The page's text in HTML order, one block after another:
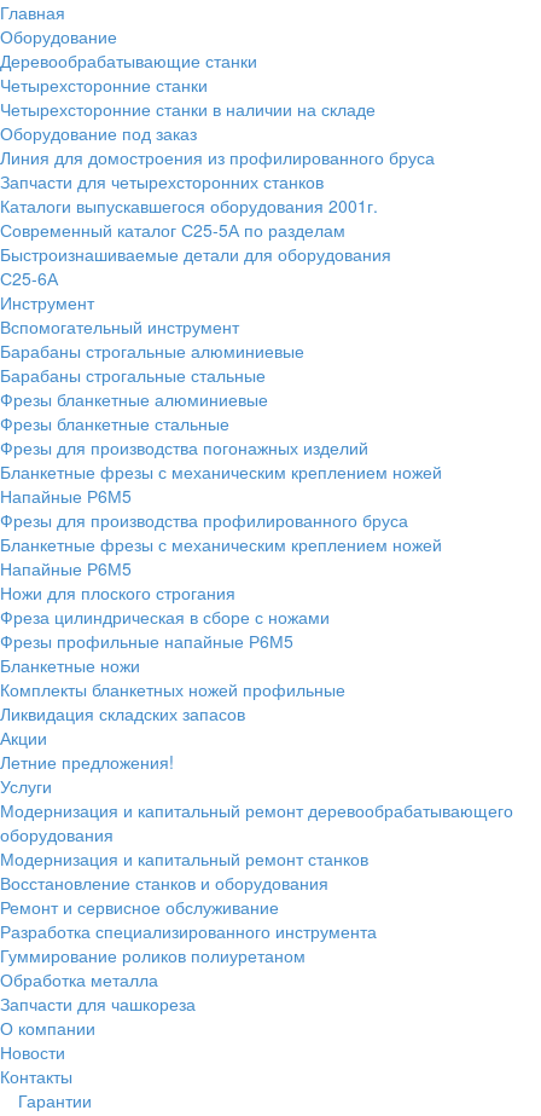
Главная
Оборудование
Деревообрабатывающие станки
Четырехсторонние станки
Четырехсторонние станки в наличии на складе
Оборудование под заказ
Линия для домостроения из профилированного бруса
Запчасти для четырехсторонних станков
Каталоги выпускавшегося оборудования 2001г.
Современный каталог С25-5А по разделам
Быстроизнашиваемые детали для оборудования
С25-6А
Инструмент
Вспомогательный инструмент
Барабаны строгальные алюминиевые
Барабаны строгальные стальные
Фрезы бланкетные алюминиевые
Фрезы бланкетные стальные
Фрезы для производства погонажных изделий
Бланкетные фрезы с механическим креплением ножей
Напайные Р6М5
Фрезы для производства профилированного бруса
Бланкетные фрезы с механическим креплением ножей
Напайные Р6М5
Ножи для плоского строгания
Фреза цилиндрическая в сборе с ножами
Фрезы профильные напайные Р6М5
Бланкетные ножи
Комплекты бланкетных ножей профильные
Ликвидация складских запасов
Акции
Летние предложения!
Услуги
Модернизация и капитальный ремонт деревообрабатывающего
оборудования
Модернизация и капитальный ремонт станков
Восстановление станков и оборудования
Ремонт и сервисное обслуживание
Разработка специализированного инструмента
Гуммирование роликов полиуретаном
Обработка металла
Запчасти для чашкореза
О компании
Новости
Контакты
Гарантии